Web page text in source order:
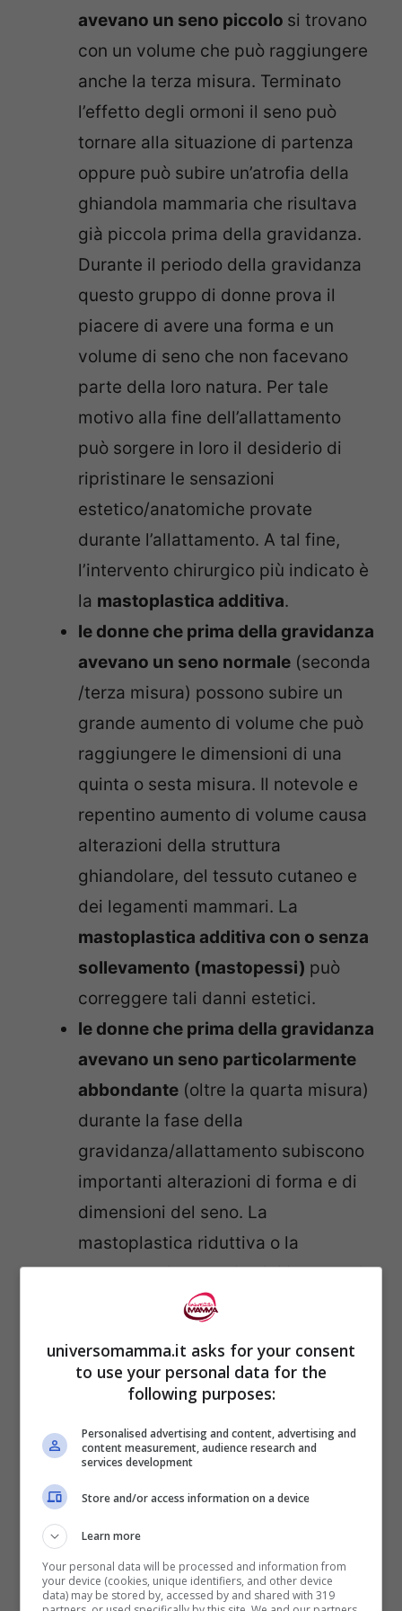
avevano un seno piccolo si trovano
con un volume che può raggiungere
anche la terza misura. Terminato
l’effetto degli ormoni il seno può
tornare alla situazione di partenza
oppure può subire un’atrofia della
ghiandola mammaria che risultava
già piccola prima della gravidanza.
Durante il periodo della gravidanza
questo gruppo di donne prova il
piacere di avere una forma e un
volume di seno che non facevano
parte della loro natura. Per tale
motivo alla fine dell’allattamento
può sorgere in loro il desiderio di
ripristinare le sensazioni
estetico/anatomiche provate
durante l’allattamento. A tal fine,
l’intervento chirurgico più indicato è
la mastoplastica additiva.
le donne che prima della gravidanza
avevano un seno normale (seconda
/terza misura) possono subire un
grande aumento di volume che può
raggiungere le dimensioni di una
quinta o sesta misura. Il notevole e
repentino aumento di volume causa
alterazioni della struttura
ghiandolare, del tessuto cutaneo e
dei legamenti mammari. La
mastoplastica additiva con o senza
sollevamento (mastopessi) può
correggere tali danni estetici.
le donne che prima della gravidanza
avevano un seno particolarmente
abbondante (oltre la quarta misura)
durante la fase della
gravidanza/allattamento subiscono
importanti alterazioni di forma e di
dimensioni del seno. La
mastoplastica riduttiva o la
mastopessi sono gli unici interventi
che possono risolvere questa
universomamma.it asks for your consent
to use your personal data for the
following purposes:
Personalised advertising and content, advertising and
content measurement, audience research and
services development
Store and/or access information on a device
Learn more
Your personal data will be processed and information from
your device (cookies, unique identifiers, and other device
data) may be stored by, accessed by and shared with 319